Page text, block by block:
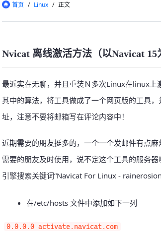
首页 / Linux / 正文
Nvicat 离线激活方法（以Navicat 15
最近实在无聊，并且重装Ｎ多次Linux在linux
其中的算法，将工具做成了一个网页版的工具
址，注意不要将邮箱写在评论内容中！
近期需要的朋友挺多的，一个一个发邮件有点
需要的朋友及时使用，说不定这个工具的服务器
引擎搜索关键词“Navicat For Linux -
在/etc/hosts 文件中添加如下一列
0.0.0.0 activate.navicat.com